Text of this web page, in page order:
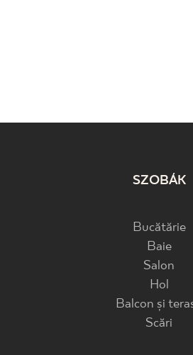
SZOBÁK
Bucătărie
Baie
Salon
Hol
Balcon și
Scări